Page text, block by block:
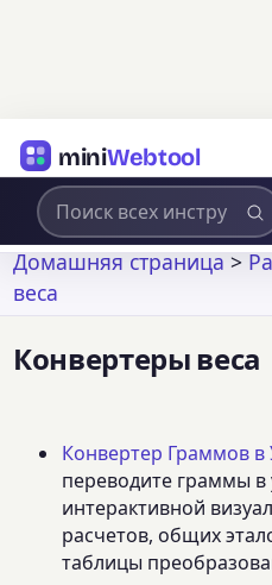
miniWebtool
Домашняя страница>
веса
Конвертеры веса
Конвертер Граммов в
переводите граммы
интерактивной
расчетов, общих
таблицы